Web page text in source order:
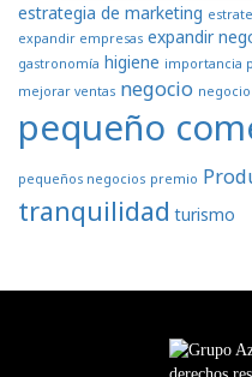
estrategia de marketing
expandir empresas expandir
gastronomía higiene importancia
mejorar ventas negocio
pequeño
pequeños negocios premio
tranquilidad turismo